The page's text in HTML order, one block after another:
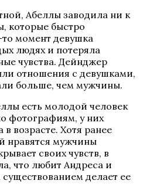
Абеллы заводила ни к
которые быстро
момент девушка
людях и потеряла
чувства. Дейнджер
отношения с девушками,
больше, чем мужчины.
есть молодой человек
фотографиям, у них
возрасте. Хотя ранее
нравятся мужчины
своих чувств, в
что любит Андреса и
делает ее